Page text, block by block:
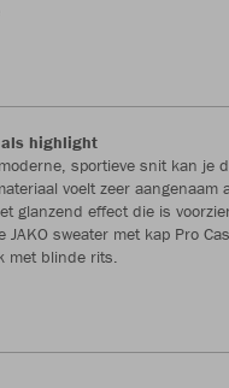
highlight
sportieve snit kan je
voelt zeer aangenaam
glanzend effect die is
sweater met kap Pro
met blinde rits.